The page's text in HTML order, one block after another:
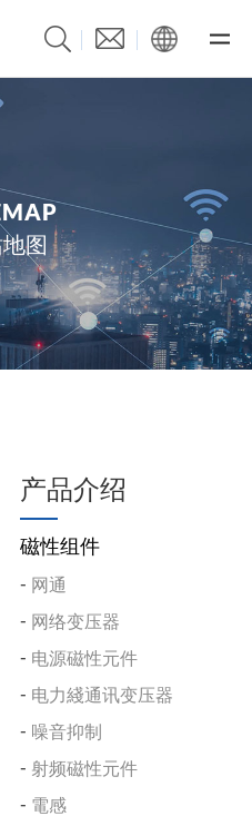
MA P
图
产品介绍
磁性组件
网通
网络变压器
电源磁性元件
电力綫通讯变压器
噪音抑制
射频磁性元件
電感